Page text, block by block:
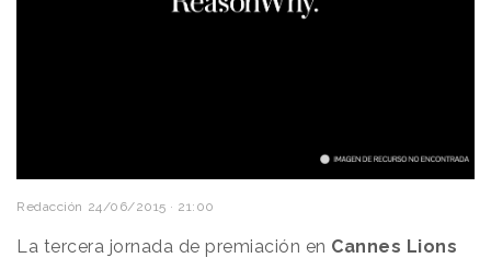
Redacción 24/06/2015 · 21:00
La tercera jornada de premiación en Cannes Lions